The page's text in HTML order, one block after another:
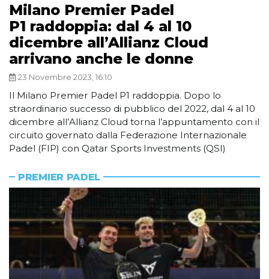
Milano Premier Padel
P1 raddoppia: dal 4 al 10
dicembre all’Allianz Cloud
arrivano anche le donne
23 Novembre 2023, 16:10
Il Milano Premier Padel P1 raddoppia. Dopo lo
straordinario successo di pubblico del 2022, dal 4 al 10
dicembre all’Allianz Cloud torna l’appuntamento con il
circuito governato dalla Federazione Internazionale
Padel (FIP) con Qatar Sports Investments (QSI)
PREMIER PADEL